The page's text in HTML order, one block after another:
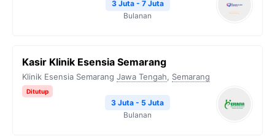
3 Juta - 7 Juta
Bulanan
Kasir Klinik Esensia Semarang
Klinik Esensia Semarang Jawa Tengah, Semarang
Ditutup
3 Juta - 5 Juta
Bulanan